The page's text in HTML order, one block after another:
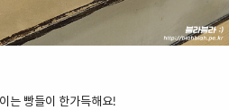
는 빵들이 한가득해요!